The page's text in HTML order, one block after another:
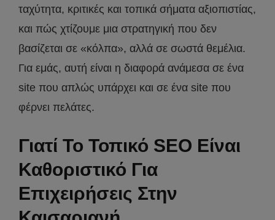
ταχύτητα, κριτικές και τοπικά σήματα αξιοπιστίας,
και πώς χτίζουμε μια στρατηγική που δεν
βασίζεται σε «κόλπα», αλλά σε σωστά θεμέλια.
Για εμάς, αυτή είναι η διαφορά ανάμεσα σε ένα
site που απλώς υπάρχει και σε ένα site που
φέρνει πελάτες.
Γιατί Το Τοπικό SEO Είναι
Καθοριστικό Για
Επιχειρήσεις Στην